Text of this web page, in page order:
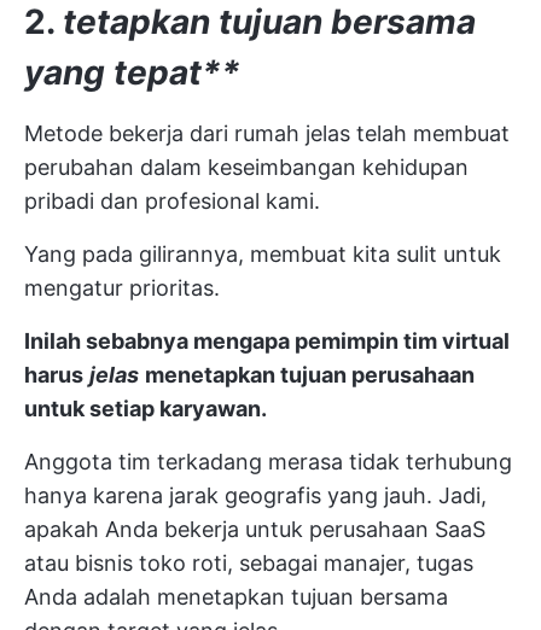
2. tetapkan tujuan bersama
yang tepat**
Metode bekerja dari rumah jelas telah membuat
perubahan dalam keseimbangan kehidupan
pribadi dan profesional kami.
Yang pada gilirannya, membuat kita sulit untuk
mengatur prioritas.
Inilah sebabnya mengapa pemimpin tim virtual
harus jelas menetapkan tujuan perusahaan
untuk setiap karyawan.
Anggota tim terkadang merasa tidak terhubung
hanya karena jarak geografis yang jauh. Jadi,
apakah Anda bekerja untuk perusahaan SaaS
atau bisnis toko roti, sebagai manajer, tugas
Anda adalah menetapkan tujuan bersama